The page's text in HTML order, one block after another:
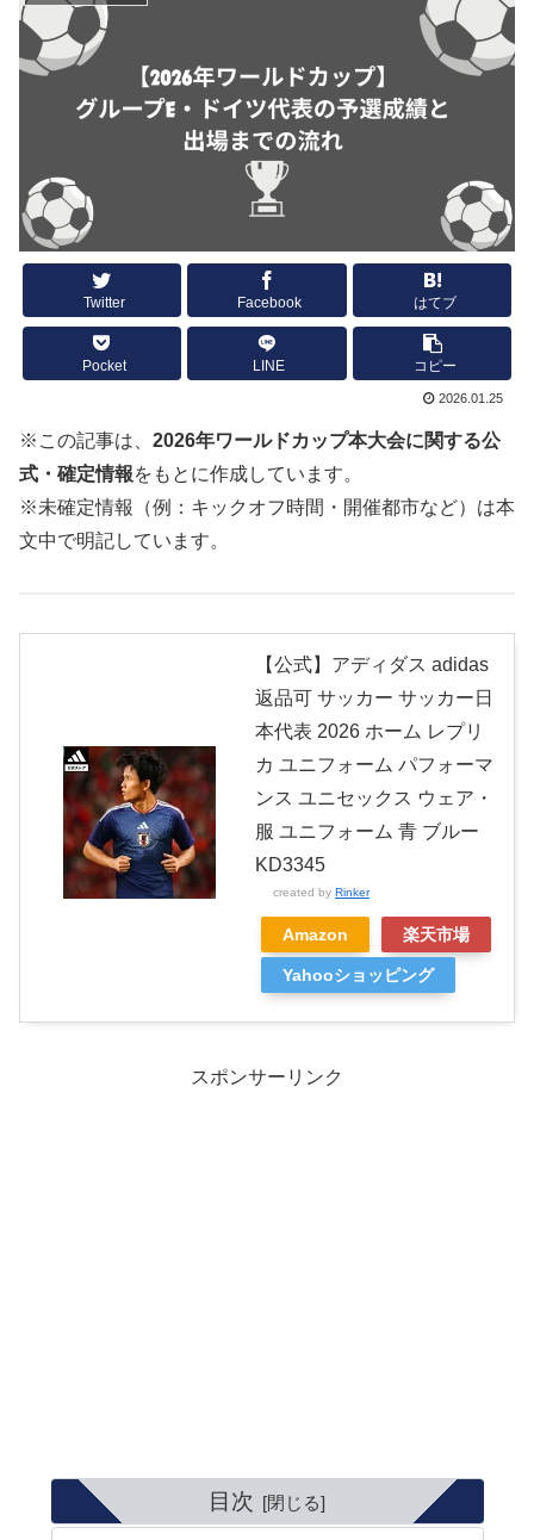
Twitter Facebook はてブ
Pocket LINE コピー
2026.01.25
※この記事は、 2026年ワールドカップ本大会に関する公
式・確定情報をもとに作成しています。
※未確定情報（例：キックオフ時間・開催都市など）は本
文中で明記しています。
【公式】アディダス adidas
返品可 サッカー サッカー日
本代表 2026 ホーム レプリ
カ ユニフォーム パフォーマ
ンス ユニセックス ウェア・
服 ユニフォーム 青 ブルー
KD3345
created by Rinker
Amazon 楽天市場
Yahooショッピング
スポンサーリンク
目次